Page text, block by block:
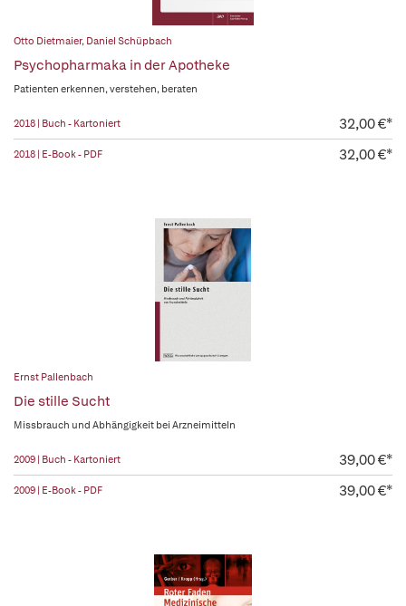
Otto Dietmaier, Daniel Schüpbach
Psychopharmaka in der Apotheke
Patienten erkennen, verstehen, beraten
2018 | Buch - Kartoniert 32,00 €*
2018 | E-Book - PDF 32,00 €*
Ernst Pallenbach
Die stille Sucht
Missbrauch und Abhängigkeit bei Arzneimitteln
2009 | Buch - Kartoniert 39,00 €*
2009 | E-Book - PDF 39,00 €*